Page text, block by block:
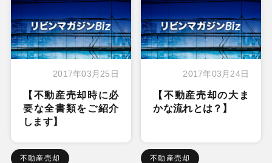
2017年03月25日
【不動産売却時に必
要な全書類をご紹介
します】
不動産売却
2017年03月24日
【不動産売却の大ま
かな流れとは？】
不動産売却